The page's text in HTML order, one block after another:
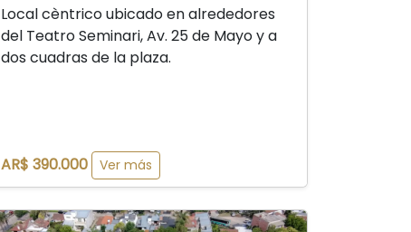
Local cèntrico ubicado en alrededores
del Teatro Seminari, Av. 25 de Mayo y a
dos cuadras de la plaza.
AR$ 390.000 Ver más